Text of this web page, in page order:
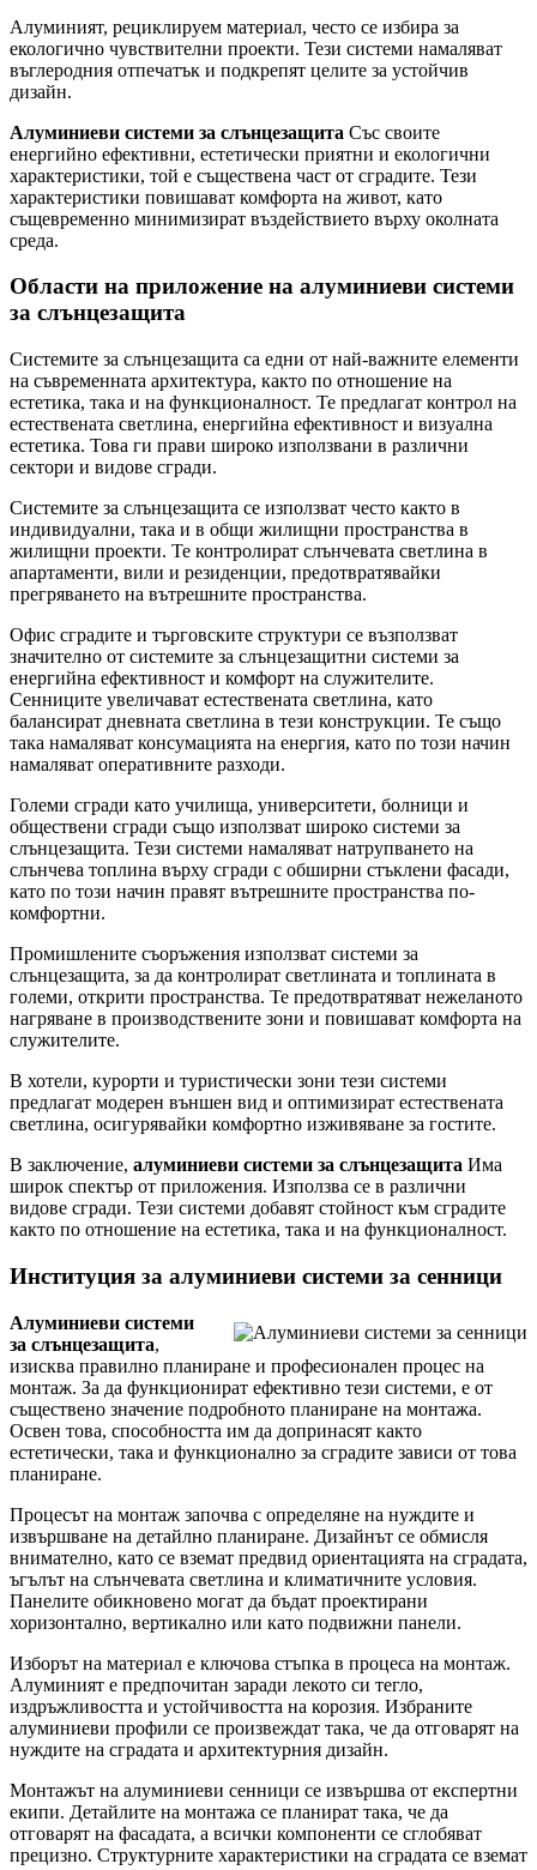
Алуминият, рециклируем материал, често се избира за
екологично чувствителни проекти. Тези системи намаляват
въглеродния отпечатък и подкрепят целите за устойчив
дизайн.
Алуминиеви системи за слънцезащита Със своите
енергийно ефективни, естетически приятни и екологични
характеристики, той е съществена част от сградите. Тези
характеристики повишават комфорта на живот, като
същевременно минимизират въздействието върху околната
среда.
Области на приложение на алуминиеви системи
за слънцезащита
Системите за слънцезащита са едни от най-важните елементи
на съвременната архитектура, както по отношение на
естетика, така и на функционалност. Те предлагат контрол на
естествената светлина, енергийна ефективност и визуална
естетика. Това ги прави широко използвани в различни
сектори и видове сгради.
Системите за слънцезащита се използват често както в
индивидуални, така и в общи жилищни пространства в
жилищни проекти. Те контролират слънчевата светлина в
апартаменти, вили и резиденции, предотвратявайки
прегряването на вътрешните пространства.
Офис сградите и търговските структури се възползват
значително от системите за слънцезащитни системи за
енергийна ефективност и комфорт на служителите.
Сенниците увеличават естествената светлина, като
балансират дневната светлина в тези конструкции. Те също
така намаляват консумацията на енергия, като по този начин
намаляват оперативните разходи.
Големи сгради като училища, университети, болници и
обществени сгради също използват широко системи за
слънцезащита. Тези системи намаляват натрупването на
слънчева топлина върху сгради с обширни стъклени фасади,
като по този начин правят вътрешните пространства по-
комфортни.
Промишлените съоръжения използват системи за
слънцезащита, за да контролират светлината и топлината в
големи, открити пространства. Те предотвратяват нежеланото
нагряване в производствените зони и повишават комфорта на
служителите.
В хотели, курорти и туристически зони тези системи
предлагат модерен външен вид и оптимизират естествената
светлина, осигурявайки комфортно изживяване за гостите.
В заключение, алуминиеви системи за слънцезащита Има
широк спектър от приложения. Използва се в различни
видове сгради. Тези системи добавят стойност към сградите
както по отношение на естетика, така и на функционалност.
Институция за алуминиеви системи за сенници
Алуминиеви системи
за слънцезащита,
изисква правилно планиране и професионален процес на
монтаж. За да функционират ефективно тези системи, е от
съществено значение подробното планиране на монтажа.
Освен това, способността им да допринасят както
естетически, така и функционално за сградите зависи от това
планиране.
Процесът на монтаж започва с определяне на нуждите и
извършване на детайлно планиране. Дизайнът се обмисля
внимателно, като се вземат предвид ориентацията на сградата,
ъгълът на слънчевата светлина и климатичните условия.
Панелите обикновено могат да бъдат проектирани
хоризонтално, вертикално или като подвижни панели.
Изборът на материал е ключова стъпка в процеса на монтаж.
Алуминият е предпочитан заради лекото си тегло,
издръжливостта и устойчивостта на корозия. Избраните
алуминиеви профили се произвеждат така, че да отговарят на
нуждите на сградата и архитектурния дизайн.
Монтажът на алуминиеви сенници се извършва от експертни
екипи. Детайлите на монтажа се планират така, че да
отговарят на фасадата, а всички компоненти се сглобяват
прецизно. Структурните характеристики на сградата се вземат